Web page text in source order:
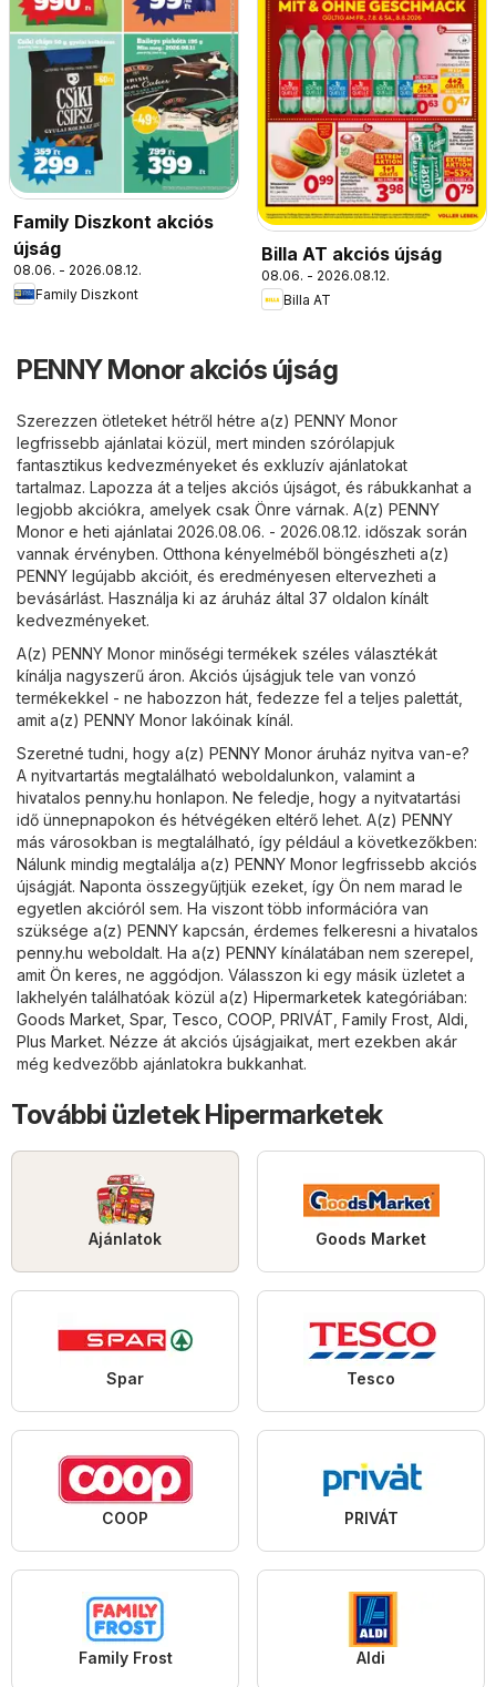
Family Diszkont akciós
újság
08.06. - 2026.08.12.
Family Diszkont
Billa AT akciós újság
08.06. - 2026.08.12.
Billa AT
PENNY Monor akciós újság
Szerezzen ötleteket hétről hétre a(z) PENNY Monor
legfrissebb ajánlatai közül, mert minden szórólapjuk
fantasztikus kedvezményeket és exkluzív ajánlatokat
tartalmaz. Lapozza át a teljes akciós újságot, és rábukkanhat a
legjobb akciókra, amelyek csak Önre várnak. A(z) PENNY
Monor e heti ajánlatai 2026.08.06. - 2026.08.12. időszak során
vannak érvényben. Otthona kényelméből böngészheti a(z)
PENNY legújabb akcióit, és eredményesen eltervezheti a
bevásárlást. Használja ki az áruház által 37 oldalon kínált
kedvezményeket.
A(z) PENNY Monor minőségi termékek széles választékát
kínálja nagyszerű áron. Akciós újságjuk tele van vonzó
termékekkel - ne habozzon hát, fedezze fel a teljes palettát,
amit a(z) PENNY Monor lakóinak kínál.
Szeretné tudni, hogy a(z) PENNY Monor áruház nyitva van-e?
A nyitvartartás megtalálható weboldalunkon, valamint a
hivatalos penny.hu honlapon. Ne feledje, hogy a nyitvatartási
idő ünnepnapokon és hétvégéken eltérő lehet. A(z) PENNY
más városokban is megtalálható, így például a következőkben:
Nálunk mindig megtalálja a(z) PENNY Monor legfrissebb akciós
újságját. Naponta összegyűjtjük ezeket, így Ön nem marad le
egyetlen akcióról sem. Ha viszont több információra van
szüksége a(z) PENNY kapcsán, érdemes felkeresni a hivatalos
penny.hu weboldalt. Ha a(z) PENNY kínálatában nem szerepel,
amit Ön keres, ne aggódjon. Válasszon ki egy másik üzletet a
lakhelyén találhatóak közül a(z) Hipermarketek kategóriában:
Goods Market Spar, Tesco COOP PRIVÁT Family Frost Aldi
Plus Market. Nézze át akciós újságjaikat, mert ezekben akár
még kedvezőbb ajánlatokra bukkanhat.
További üzletek Hipermarketek
Ajánlatok Goods Market
Spar Tesco
COOP PRIVÁT
Family Frost Aldi